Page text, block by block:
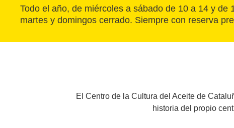
Todo el año, de miércoles a sábado de 10 a 14 y de
martes y domingos cerrado. Siempre con reserva
El Centro de la Cultura del Aceite de
historia del propio